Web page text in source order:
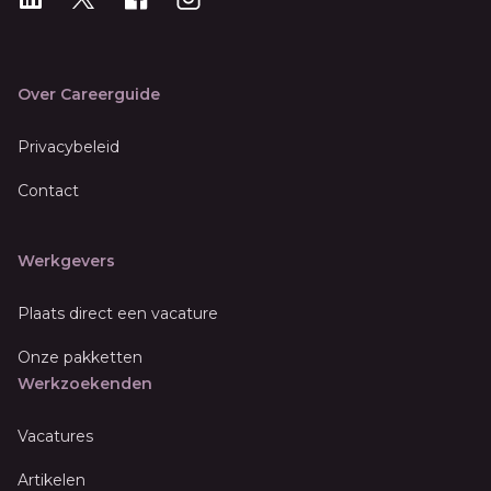
Over Careerguide
Privacybeleid
Contact
Werkgevers
Plaats direct een vacature
Onze pakketten
Werkzoekenden
Vacatures
Artikelen